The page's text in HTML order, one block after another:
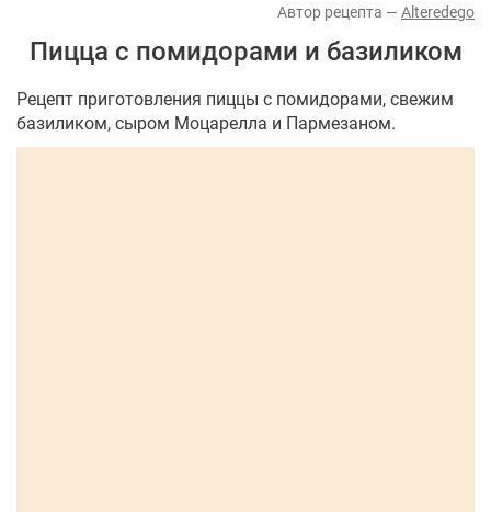
Alteredego
Пицца с помидорами и базиликом
Рецепт приготовления пиццы с помидорами, свежим
базиликом, сыром Моцарелла и Пармезаном.